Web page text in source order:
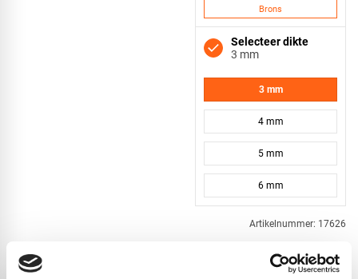
Brons
Selecteer dikte
3 mm
3 mm
4 mm
5 mm
6 mm
Artikelnummer: 17626